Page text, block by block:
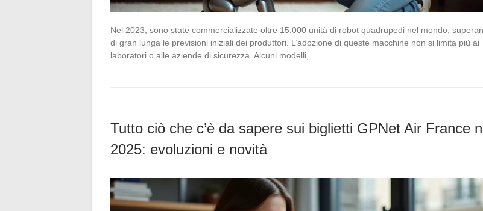
Nel 2023, sono state commercializzate oltre 15.000 unità di robot quadrupedi nel mondo,
di gran lunga le previsioni iniziali dei produttori. L’adozione di queste macchine non si limita più ai
laboratori o alle aziende di sicurezza. Alcuni modelli,…
Tutto ciò che c’è da sapere sui biglietti GPNet Air France
2025: evoluzioni e novità